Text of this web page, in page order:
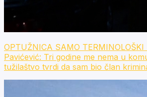
OPTUŽNICA SAMO
Pavićević: Tri godine me nema u
tužilaštvo tvrdi da sam bio član